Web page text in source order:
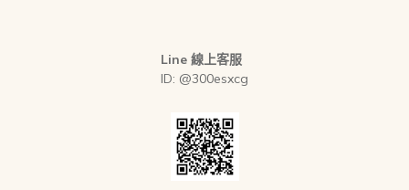
Line 線上客服
ID: @300esxcg